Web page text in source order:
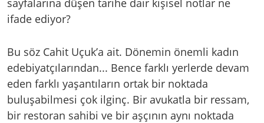
sayfalarına düşen tarihe dair kişisel notlar ne
ifade ediyor?
Bu söz Cahit Uçuk’a ait. Dönemin önemli kadın
edebiyatçılarından... Bence farklı yerlerde devam
eden farklı yaşantıların ortak bir noktada
buluşabilmesi çok ilginç. Bir avukatla bir ressam,
bir restoran sahibi ve bir aşçının aynı noktada